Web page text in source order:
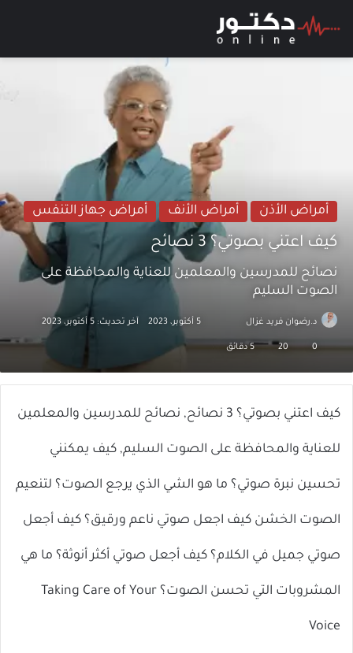
أمراض الأذن أمراض الأنف أمراض جهاز التنفس
كيف اعتني بصوتي؟ 3 نصائح
نصائح للمدرسين والمعلمين للعناية والمحافظة على
الصوت السليم
د.رضوان فريد غزال
على
أرسل5 أكتوبر، 2023 آخر تحديث: 5 أكتوبر، 2023
0
20 5 دقائق
كيف اعتني بصوتي؟ 3 نصائح, نصائح للمدرسين والمعلمين
للعناية والمحافظة على الصوت السليم, كيف يمكنني
تحسين نبرة صوتي؟ ما هو الشي الذي يرجع الصوت؟ لتنعيم
الصوت الخشن كيف اجعل صوتي ناعم ورقيق؟ كيف أجعل
صوتي جميل في الكلام؟ كيف أجعل صوتي أكثر أنوثة؟ ما هي
المشروبات التي تحسن الصوت؟ Taking Care of Your
Voice